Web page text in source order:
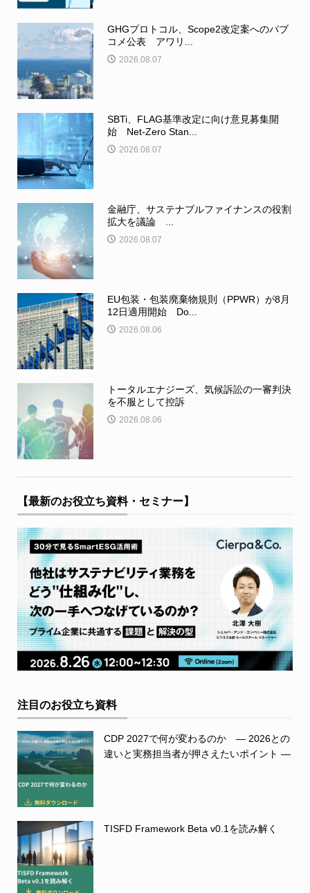
GHGプロトコル、Scope2改定案へのパブ
コメ公表 アワリ...
2026.08.07
SBTi、FLAG基準改定に向け意見募集開
始 Net-Zero Stan...
2026.08.07
金融庁、サステナブルファイナンスの役割
拡大を議論 ...
2026.08.07
EU包装・包装廃棄物規則（PPWR）が8月
12日適用開始 Do...
2026.08.06
トータルエナジーズ、気候訴訟の一審判決
を不服として控訴
2026.08.06
【最新のお役立ち資料・セミナー】
注目のお役立ち資料
CDP 2027で何が変わるのか ― 2026との
違いと実務担当者が押さえたいポイント ―
TISFD Framework Beta v0.1を読み解く